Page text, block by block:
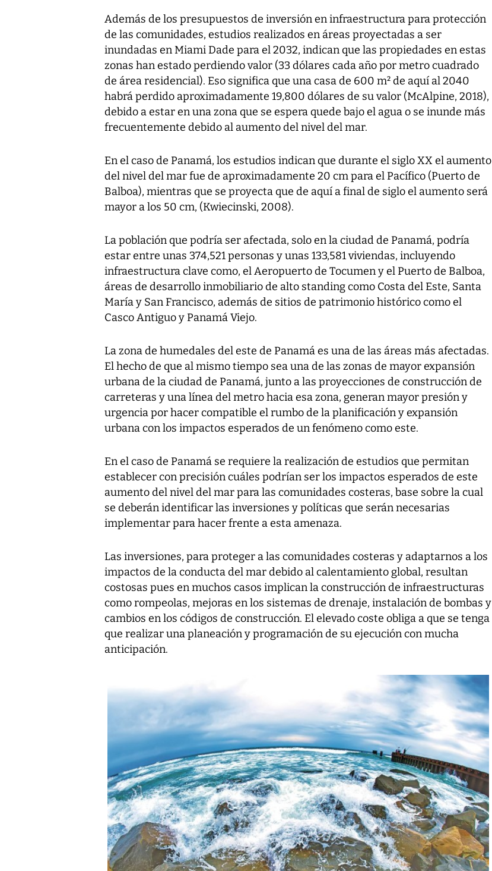
Además de los presupuestos de inversión en infraestructura para protección
de las comunidades, estudios realizados en áreas proyectadas a ser
inundadas en Miami Dade para el 2032, indican que las propiedades en estas
zonas han estado perdiendo valor (33 dólares cada año por metro cuadrado
de área residencial). Eso significa que una casa de 600 m² de aquí al 2040
habrá perdido aproximadamente 19,800 dólares de su valor (McAlpine, 2018),
debido a estar en una zona que se espera quede bajo el agua o se inunde más
frecuentemente debido al aumento del nivel del mar.
En el caso de Panamá, los estudios indican que durante el siglo XX el aumento
del nivel del mar fue de aproximadamente 20 cm para el Pacífico (Puerto de
Balboa), mientras que se proyecta que de aquí a final de siglo el aumento será
mayor a los 50 cm, (Kwiecinski, 2008).
La población que podría ser afectada, solo en la ciudad de Panamá, podría
estar entre unas 374,521 personas y unas 133,581 viviendas, incluyendo
infraestructura clave como, el Aeropuerto de Tocumen y el Puerto de Balboa,
áreas de desarrollo inmobiliario de alto standing como Costa del Este, Santa
María y San Francisco, además de sitios de patrimonio histórico como el
Casco Antiguo y Panamá Viejo.
La zona de humedales del este de Panamá es una de las áreas más afectadas.
El hecho de que al mismo tiempo sea una de las zonas de mayor expansión
urbana de la ciudad de Panamá, junto a las proyecciones de construcción de
carreteras y una línea del metro hacia esa zona, generan mayor presión y
urgencia por hacer compatible el rumbo de la planificación y expansión
urbana con los impactos esperados de un fenómeno como este.
En el caso de Panamá se requiere la realización de estudios que permitan
establecer con precisión cuáles podrían ser los impactos esperados de este
aumento del nivel del mar para las comunidades costeras, base sobre la cual
se deberán identificar las inversiones y políticas que serán necesarias
implementar para hacer frente a esta amenaza.
Las inversiones, para proteger a las comunidades costeras y adaptarnos a los
impactos de la conducta del mar debido al calentamiento global, resultan
costosas pues en muchos casos implican la construcción de infraestructuras
como rompeolas, mejoras en los sistemas de drenaje, instalación de bombas y
cambios en los códigos de construcción. El elevado coste obliga a que se tenga
que realizar una planeación y programación de su ejecución con mucha
anticipación.